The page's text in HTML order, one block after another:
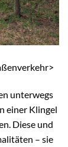
unterwegs
einer Klingel
Diese und
– sie